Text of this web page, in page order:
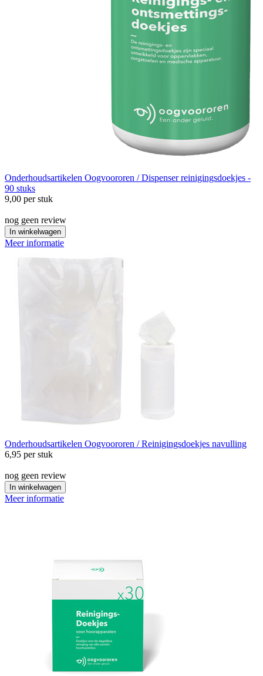
Onderhoudsartikelen Oogvoororen / Dispenser reinigingsdoekjes -
90 stuks
9,00 per stuk
nog geen review
In winkelwagen
Meer informatie
Onderhoudsartikelen Oogvoororen / Reinigingsdoekjes navulling
6,95 per stuk
nog geen review
In winkelwagen
Meer informatie